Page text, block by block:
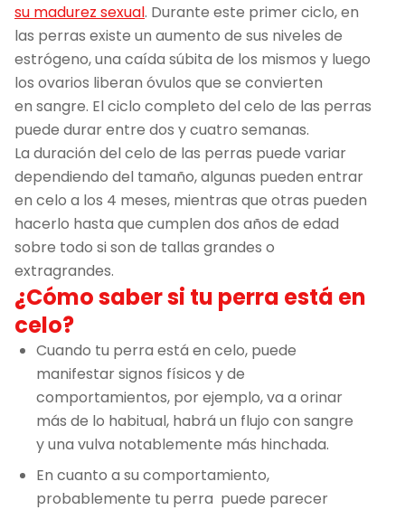
su madurez sexual. Durante este primer ciclo, en
las perras existe un aumento de sus niveles de
estrógeno, una caída súbita de los mismos y luego
los ovarios liberan óvulos que se convierten
en sangre. El ciclo completo del celo de las perras
puede durar entre dos y cuatro semanas.
La duración del celo de las perras puede variar
dependiendo del tamaño, algunas pueden entrar
en celo a los 4 meses, mientras que otras pueden
hacerlo hasta que cumplen dos años de edad
sobre todo si son de tallas grandes o
extragrandes.
¿Cómo saber si tu perra está en
celo?
Cuando tu perra está en celo, puede
manifestar signos físicos y de
comportamientos, por ejemplo, va a orinar
más de lo habitual, habrá un flujo con sangre
y una vulva notablemente más hinchada.
En cuanto a su comportamiento,
probablemente tu perra puede parecer